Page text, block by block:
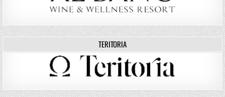
TERITORIA